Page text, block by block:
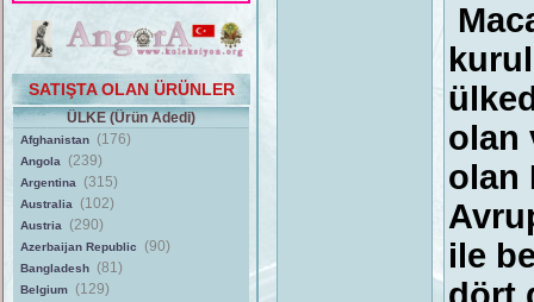
SATIŞTA OLAN ÜRÜNLER
ÜLKE (Ürün Adedi)
Afghanistan (176)
Angola (239)
Argentina (315)
Australia (102)
Austria (290)
Azerbaijan Republic (90)
Bangladesh (81)
Belgium (129)
olan
olan
ile